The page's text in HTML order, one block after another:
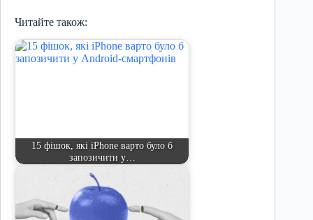
Читайте також:
15 фішок, які iPhone варто було б
запозичити у…